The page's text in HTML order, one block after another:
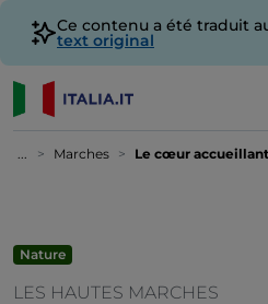
Ce contenu a été traduit
text original
... Marches Le cœur accueillant des
Nature
LES HAUTES MARCHES